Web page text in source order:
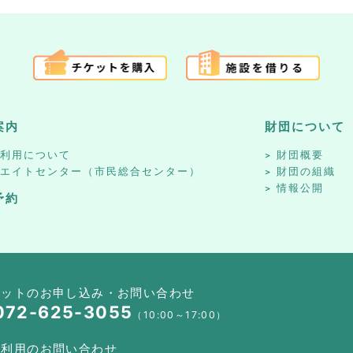
内
用について
イトセンター（市民総合センター）
約
財団について
財団概要
財団の組織
情報公開
トのお申し込み・お問い合わせ
625-3055 （10:00～17:00）
用のお問い合わせ